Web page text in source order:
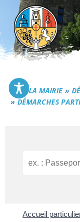
contenu
LA MAIRIE
DÉMARCHES
Accueil